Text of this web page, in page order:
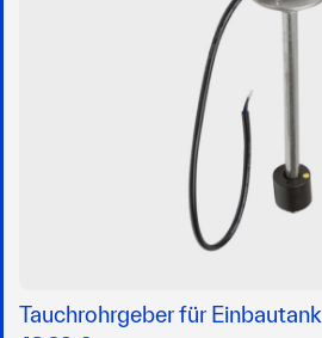
Tauchrohrgeber für Einbautank